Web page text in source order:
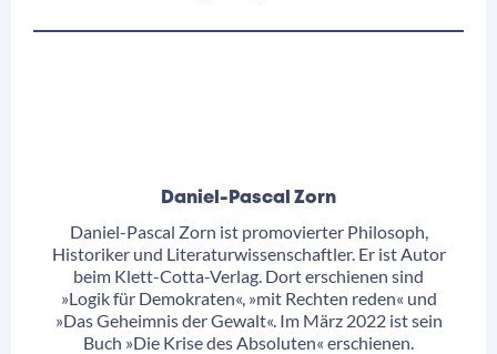
Daniel-Pascal Zorn
Daniel-Pascal Zorn ist promovierter Philosoph,
Historiker und Literaturwissenschaftler. Er ist Autor
beim Klett-Cotta-Verlag. Dort erschienen sind
»Logik für Demokraten«, »mit Rechten reden« und
»Das Geheimnis der Gewalt«. Im März 2022 ist sein
Buch »Die Krise des Absoluten« erschienen.